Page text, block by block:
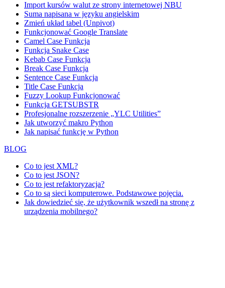
Import kursów walut ze strony internetowej NBU
Suma napisana w języku angielskim
Zmień układ tabel (Unpivot)
Funkcjonować Google Translate
Camel Case Funkcja
Funkcja Snake Case
Kebab Case Funkcja
Break Case Funkcja
Sentence Case Funkcja
Title Case Funkcja
Fuzzy Lookup Funkcjonować
Funkcja GETSUBSTR
Profesjonalne rozszerzenie „YLC Utilities”
Jak utworzyć makro Python
Jak napisać funkcję w Python
BLOG
Co to jest XML?
Co to jest JSON?
Co to jest refaktoryzacja?
Co to są sieci komputerowe. Podstawowe pojęcia.
Jak dowiedzieć się, że użytkownik wszedł na stronę z
urządzenia mobilnego?